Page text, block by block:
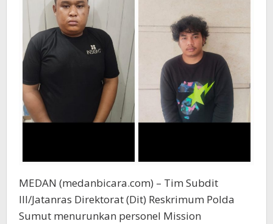
MEDAN (medanbicara.com) – Tim Subdit
III/Jatanras Direktorat (Dit) Reskrimum Polda
Sumut menurunkan personel Mission